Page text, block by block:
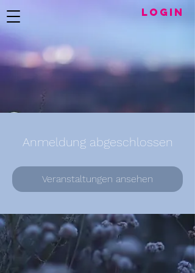
LogIN
Anmeldung abgeschlossen
Veranstaltungen ansehen